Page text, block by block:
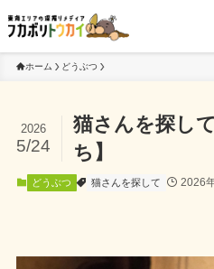
ホーム どうぶつ
猫さんを探し
ち】
2026
5/24
どうぶつ 猫さんを探して 2026